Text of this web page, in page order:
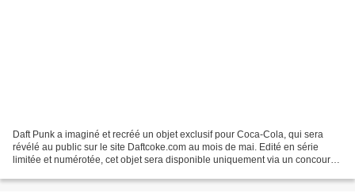
Daft Punk a imaginé et recréé un objet exclusif pour Coca-Cola, qui sera
révélé au public sur le site Daftcoke.com au mois de mai. Edité en série
limitée et numérotée, cet objet sera disponible uniquement via un concours